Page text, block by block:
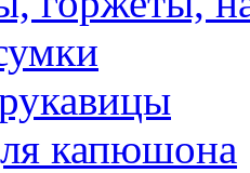
капюшона